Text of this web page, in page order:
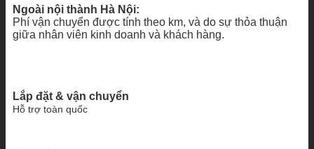
Ngoài nội thành Hà Nội:
Phí vận chuyển được tính theo km, và do sự thỏa thuận
giữa nhân viên kinh doanh và khách hàng.
Lắp đặt & vận chuyển
Hỗ trợ toàn quốc